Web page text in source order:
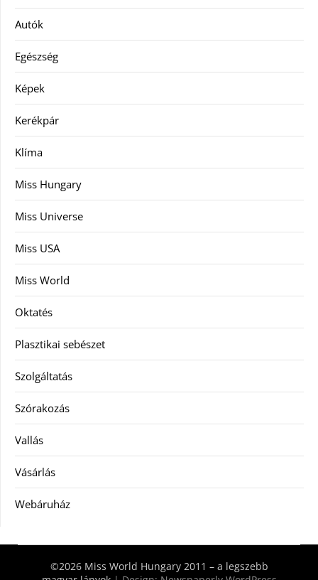
Autók
Egészség
Képek
Kerékpár
Klíma
Miss Hungary
Miss Universe
Miss USA
Miss World
Oktatés
Plasztikai sebészet
Szolgáltatás
Szórakozás
Vallás
Vásárlás
Webáruház
©2026 Miss World Hungary 2011 – a legszebb